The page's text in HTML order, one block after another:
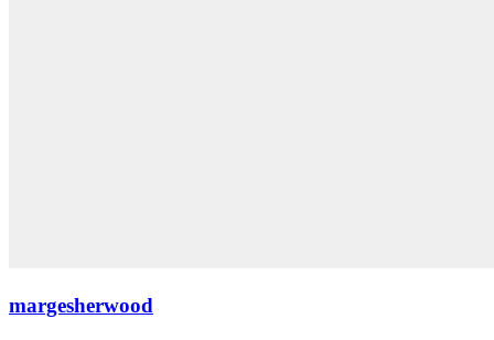
margesherwood